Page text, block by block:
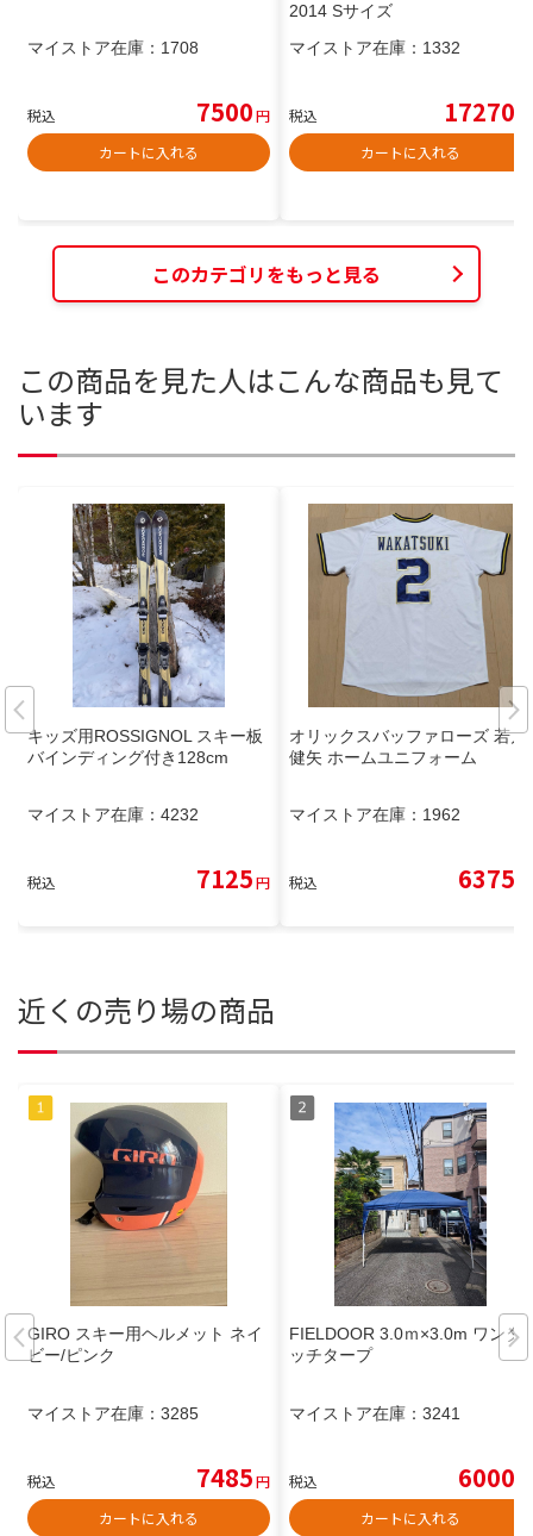
マイストア在庫： 1708
税込 7500円
カートに入れる
2014 Sサイズ
マイストア在庫： 1332
税込 17270
カートに入れる
このカテゴリをもっと見る
この商品を見た人はこんな商品も見て
います
キッズ用ROSSIGNOL スキー板
バインディング付き128cm
マイストア在庫： 4232
税込 7125円
オリックスバッファローズ 若月
健矢 ホームユニフォーム
マイストア在庫： 1962
税込 6375
近くの売り場の商品
GIRO スキー用ヘルメット ネイ
ビー/ピンク
マイストア在庫： 3285
税込 7485円
カートに入れる
FIELDOOR 3.0ｍ×3.0m ワンタ
ッチタープ
マイストア在庫： 3241
税込 6000
カートに入れる